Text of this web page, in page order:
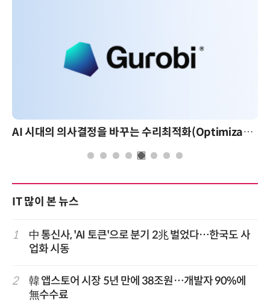
AI 시대의 의사결정을 바꾸는 수리최적화(Optimization): 실제 산업 적용 사례와 활용 전략
IT 많이 본 뉴스
1
中 통신사, 'AI 토큰'으로 분기 2兆 벌었다…한국도 사
업화 시동
2
韓 앱스토어 시장 5년 만에 38조원…개발자 90%에
無수수료